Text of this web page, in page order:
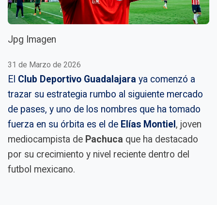
Jpg Imagen
31 de Marzo de 2026
El Club Deportivo Guadalajara ya comenzó a
trazar su estrategia rumbo al siguiente mercado
de pases, y uno de los nombres que ha tomado
fuerza en su órbita es el de Elías Montiel, joven
mediocampista de Pachuca que ha destacado
por su crecimiento y nivel reciente dentro del
futbol mexicano.